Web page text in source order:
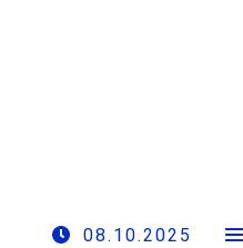
08.10.2025